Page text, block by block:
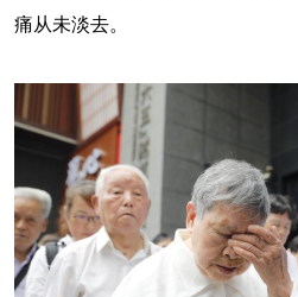
痛从未淡去。